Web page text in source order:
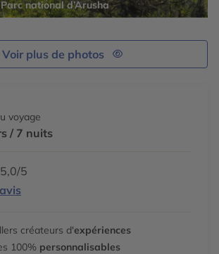
national d’Arusha
Voir plus de photos
voyage
/ 7 nuits
5,0/5
créateurs d'expériences
100% personnalisables